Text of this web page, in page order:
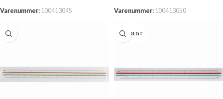
Varenummer: 100413045 Varenummer: 100413050
UDSOLGT